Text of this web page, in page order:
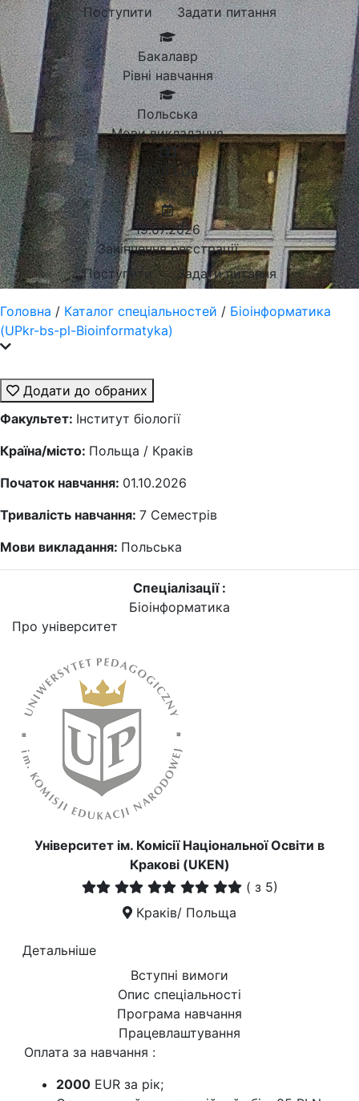
Поступити Задати питання
Бакалавр
Рівні навчання
Польська
Мови викладання
2000 EUR
Рік
19.07.2026
Закінчення реєстрації
Поступити
Задати питання
Головна / Каталог спеціальностей / Біоінформатика
(UPkr-bs-pl-Bioinformatyka)
Додати до обраних
Факультет: Інститут біології
Країна/місто: Польща / Краків
Початок навчання: 01.10.2026
Тривалість навчання: 7 Семестрів
Мови викладання: Польська
Спеціалізації :
Біоінформатика
Про університет
Університет ім. Комісії Національної Освіти в
Кракові (UKEN)
( з 5)
Краків/ Польща
Детальніше
Вступні вимоги
Опис спеціальності
Програма навчання
Працевлаштування
Оплата за навчання :
2000 EUR за рік;